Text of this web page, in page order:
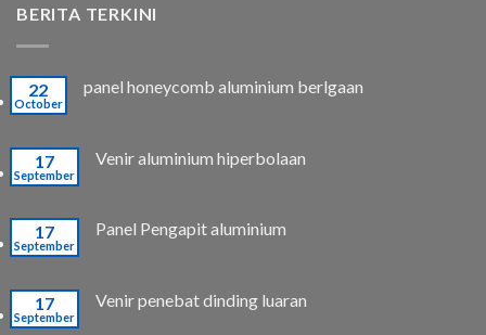
BERITA TERKINI
22
October
panel honeycomb aluminium berlgaan
17
September
Venir aluminium hiperbolaan
17
September
Panel Pengapit aluminium
17
September
Venir penebat dinding luaran